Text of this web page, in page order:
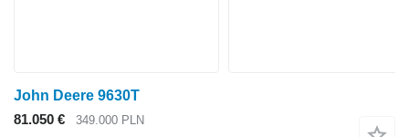
John Deere 9630T
81.050 €
349.000 PLN